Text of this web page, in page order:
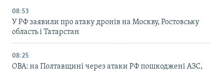
08:53
У РФ заявили про атаку дронів на Москву, Ростовську
область і Татарстан
08:25
ОВА: на Полтавщині через атаки РФ пошкоджені АЗС,